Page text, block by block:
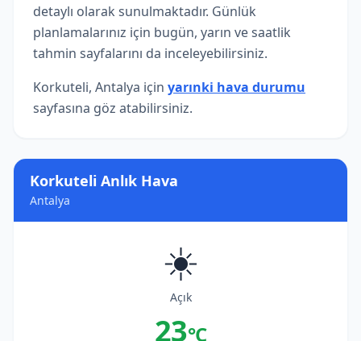
Korkuteli Anlık Hava
Antalya
☀️
Açık
23°C
detaylı olarak sunulmaktadır. Günlük
planlamalarınız için bugün, yarın ve saatlik
tahmin sayfalarını da inceleyebilirsiniz.
Korkuteli, Antalya için yarınki hava durumu
sayfasına göz atabilirsiniz.